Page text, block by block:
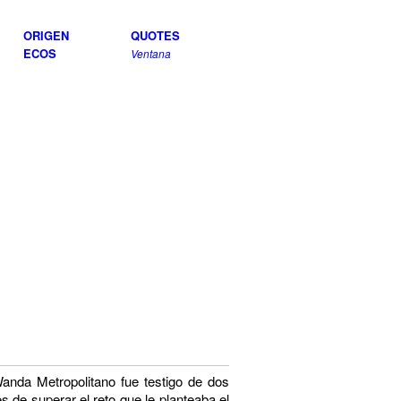
ORIGEN
ECOS
QUOTES
Ventana
Metropolitano fue testigo de dos